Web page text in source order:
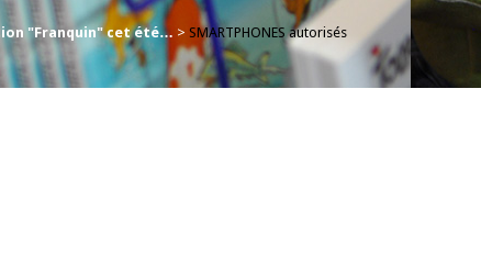
"Franquin" cet été… > SMARTPHONES autorisés